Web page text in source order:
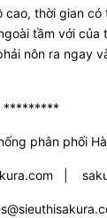
thời gian có
tầm với của
nôn ra ngay
*********
phân phối